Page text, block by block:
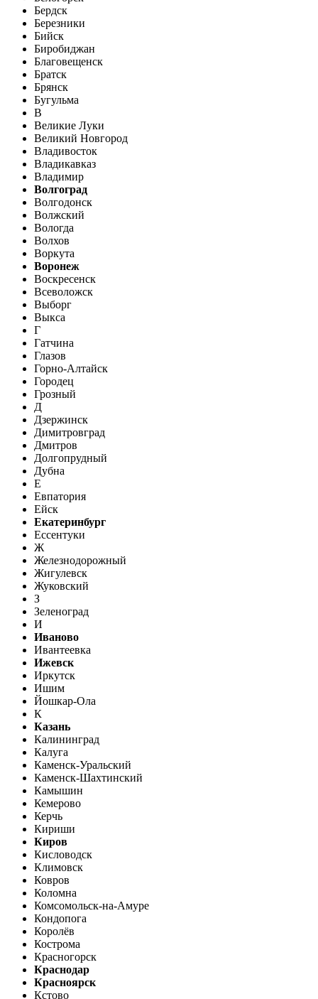
Бердск
Березники
Бийск
Биробиджан
Благовещенск
Братск
Брянск
Бугульма
В
Великие Луки
Великий Новгород
Владивосток
Владикавказ
Владимир
Волгоград
Волгодонск
Волжский
Вологда
Волхов
Воркута
Воронеж
Воскресенск
Всеволожск
Выборг
Выкса
Г
Гатчина
Глазов
Горно-Алтайск
Городец
Грозный
Д
Дзержинск
Димитровград
Дмитров
Долгопрудный
Дубна
Е
Евпатория
Ейск
Екатеринбург
Ессентуки
Ж
Железнодорожный
Жигулевск
Жуковский
З
Зеленоград
И
Иваново
Ивантеевка
Ижевск
Иркутск
Ишим
Йошкар-Ола
К
Казань
Калининград
Калуга
Каменск-Уральский
Каменск-Шахтинский
Камышин
Кемерово
Керчь
Кириши
Киров
Кисловодск
Климовск
Ковров
Коломна
Комсомольск-на-Амуре
Кондопога
Королёв
Кострома
Красногорск
Краснодар
Красноярск
Кстово